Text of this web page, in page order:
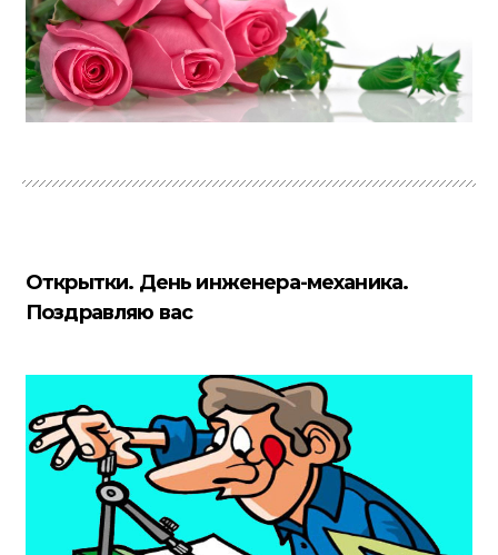
Открытки. День инженера-механика.
Поздравляю вас